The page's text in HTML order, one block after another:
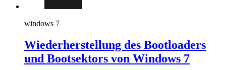
windows 7
Wiederherstellung des Bootloaders
und Bootsektors von Windows 7